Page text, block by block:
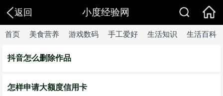
返回 小度经验网
首页 美食营养 游戏数码 手工爱好 生活知识 生活百科
抖音怎么删除作品
怎样申请大额度信用卡